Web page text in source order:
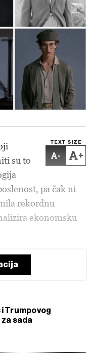
TEXT SIZE
- +
su to
pa čak ni
rekordnu
ekonomsku
Trumpovog
sada